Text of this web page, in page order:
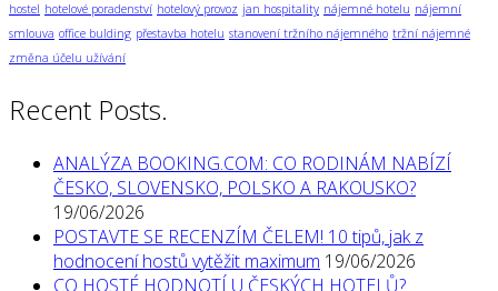
hostel hotelové poradenství hotelový provoz jan hospitality nájemné hotelu nájemní
smlouva office bulding přestavba hotelu stanovení tržního nájemného tržní nájemné
změna účelu užívání
Recent Posts.
ANALÝZA BOOKING.COM: CO RODINÁM NABÍZÍ
ČESKO, SLOVENSKO, POLSKO A RAKOUSKO?
19/06/2026
POSTAVTE SE RECENZÍM ČELEM! 10 tipů, jak z
hodnocení hostů vytěžit maximum 19/06/2026
CO HOSTÉ HODNOTÍ U ČESKÝCH HOTELŮ?